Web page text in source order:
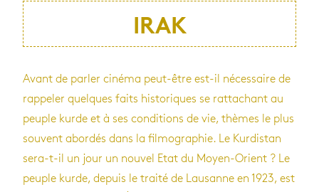
IRAK
Avant de parler cinéma peut-être est-il nécessaire de
rappeler quelques faits historiques se rattachant au
peuple kurde et à ses conditions de vie, thèmes le plus
souvent abordés dans la filmographie. Le Kurdistan
sera-t-il un jour un nouvel Etat du Moyen-Orient ? Le
peuple kurde, depuis le traité de Lausanne en 1923, est